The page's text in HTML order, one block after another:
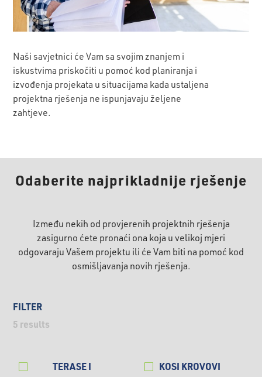
Naši savjetnici će Vam sa svojim znanjem i
iskustvima priskočiti u pomoć kod planiranja i
izvođenja projekata u situacijama kada ustaljena
projektna rješenja ne ispunjavaju željene
zahtjeve.
Odaberite najprikladnije rješenje
Između nekih od provjerenih projektnih rješenja
zasigurno ćete pronaći ona koja u velikoj mjeri
odgovaraju Vašem projektu ili će Vam biti na pomoć kod
osmišljavanja novih rješenja.
FILTER
5 results
TERASE I
KOSI KROVOVI